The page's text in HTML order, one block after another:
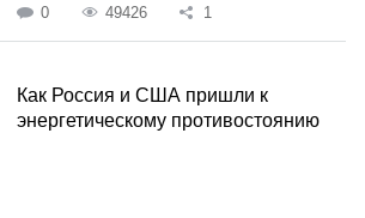
0 49426 1
Как Россия и США пришли к
энергетическому противостоянию